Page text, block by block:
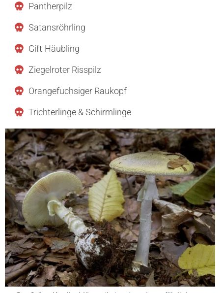
Pantherpilz
Satansröhrling
Gift-Häubling
Ziegelroter Risspilz
Orangefuchsiger Raukopf
Trichterlinge & Schirmlinge